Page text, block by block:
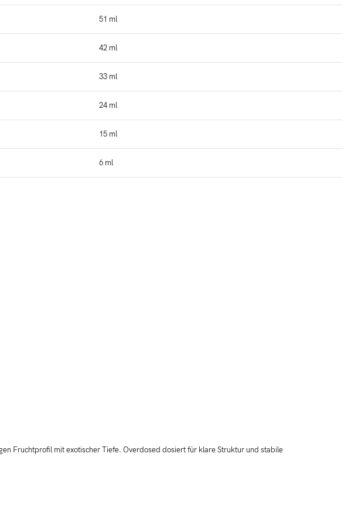
51 ml
42 ml
33 ml
24 ml
15 ml
6 ml
Fruchtprofil mit exotischer Tiefe. Overdosed dosiert für klare Struktur und stabile